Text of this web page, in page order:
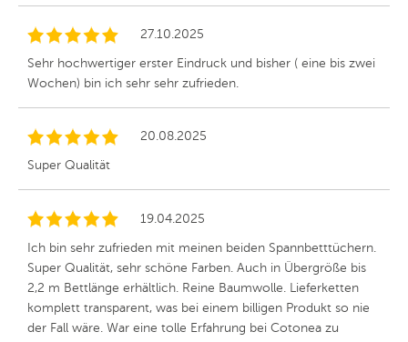
27.10.2025
Sehr hochwertiger erster Eindruck und bisher ( eine bis zwei
Wochen) bin ich sehr sehr zufrieden.
20.08.2025
Super Qualität
19.04.2025
Ich bin sehr zufrieden mit meinen beiden Spannbetttüchern.
Super Qualität, sehr schöne Farben. Auch in Übergröße bis
2,2 m Bettlänge erhältlich. Reine Baumwolle. Lieferketten
komplett transparent, was bei einem billigen Produkt so nie
der Fall wäre. War eine tolle Erfahrung bei Cotonea zu